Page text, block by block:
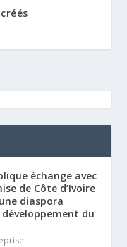
échange avec
de Côte d’Ivoire
diaspora
du